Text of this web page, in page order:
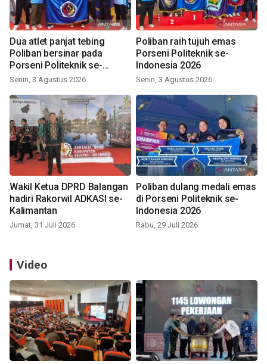
Dua atlet panjat tebing
Poliban bersinar pada
Porseni Politeknik se-
Indonesia 2026
Senin, 3 Agustus 2026
Poliban raih tujuh emas
Porseni Politeknik se-
Indonesia 2026
Senin, 3 Agustus 2026
Wakil Ketua DPRD Balangan
hadiri Rakorwil ADKASI se-
Kalimantan
Jumat, 31 Juli 2026
Poliban dulang medali emas
di Porseni Politeknik se-
Indonesia 2026
Rabu, 29 Juli 2026
Video